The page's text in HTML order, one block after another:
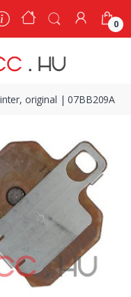
0
original | 07BB209A
0